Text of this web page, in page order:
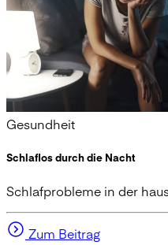
Gesundheit
Schlaflos durch die Nacht
Schlafprobleme in der
Zum Beitrag